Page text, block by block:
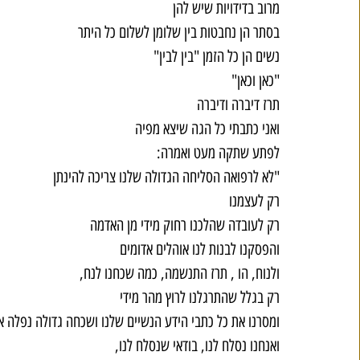
מרוב בדידויות שיש להן
בסתר הן נחבטות בין שלומן לשלום כל היתר
נשים הן כל הזמן "בין לבין"
"כאן וכאן"
תרז דיברה ודיברה
ואני כתבתי כל הגה שיצא מפיה
לפתע שתקה מעט ואמרה:
"לא לרפואה הסליחה הגדולה שלנו צריכה להינתן
רק לעצמנו
רק לעובדה שהלכנו רחוק מידי מן האדמה
והפסקנו לבנות לנו אוהלים אדומים
ולנוח, הו , תרז התנשמה, כמה שכחנו לנח,
רק בגלל שהתרגלנו לרוץ מהר מידי
ומסרנו את כל כתבי הידע הנשיים שלנו ושכחה גדולה נפלה
ואנחנו נסלח לנו, בודאי שנסלח לנו,